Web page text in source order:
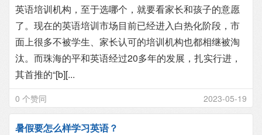
英语培训机构，至于选哪个，就要看家长和孩子的意愿
了。现在的英语培训市场目前已经进入白热化阶段，市
面上很多不被学生、家长认可的培训机构也都相继被淘
汰。而珠海的平和英语经过20多年的发展，扎实行进，
其首推的“[b][...
0 个赞同 2023-05-19
暑假要怎么样学习英语？